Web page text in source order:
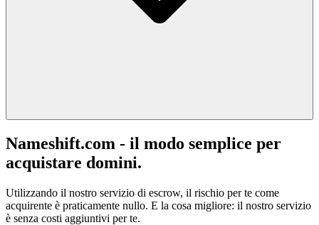
Nameshift.com - il modo semplice per
acquistare domini.
Utilizzando il nostro servizio di escrow, il rischio per te come
acquirente è praticamente nullo. E la cosa migliore: il nostro servizio
è senza costi aggiuntivi per te.